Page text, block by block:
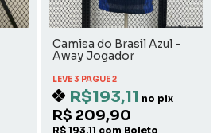
Camisa do Brasil Azul -
Away Jogador
LEVE 3 PAGUE 2
R$193,11 no pix
R$ 209,90
R$ 193,11 com Boleto